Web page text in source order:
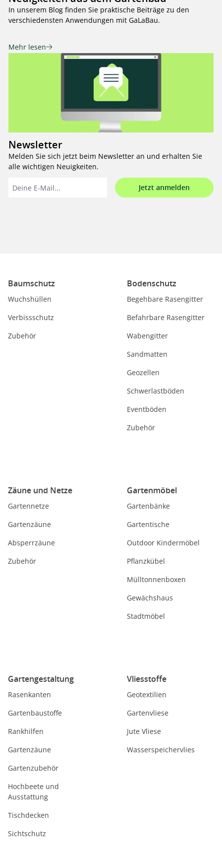
In unserem Blog finden Sie praktische Beiträge zu den
verschiedensten Anwendungen mit GaLaBau.
Mehr lesen
Newsletter
Melden Sie sich jetzt beim Newsletter an und erhalten Sie
alle wichtigen Neuigkeiten.
Jetzt anmelden
Baumschutz
Wuchshüllen
Verbissschutz
Zubehör
Bodenschutz
Begehbare Rasengitter
Befahrbare Rasengitter
Wabengitter
Sandmatten
Geozellen
Schwerlastböden
Eventböden
Zubehör
Zäune und Netze
Gartennetze
Gartenzäune
Absperrzäune
Zubehör
Gartenmöbel
Gartenbänke
Gartentische
Outdoor Kindermöbel
Pflanzkübel
Mülltonnenboxen
Gewächshaus
Stadtmöbel
Gartengestaltung
Rasenkanten
Gartenbaustoffe
Rankhilfen
Gartenzäune
Gartenzubehör
Hochbeete und
Ausstattung
Tischdecken
Sichtschutz
Vliesstoffe
Geotextilien
Gartenvliese
Jute Vliese
Wasserspeichervlies